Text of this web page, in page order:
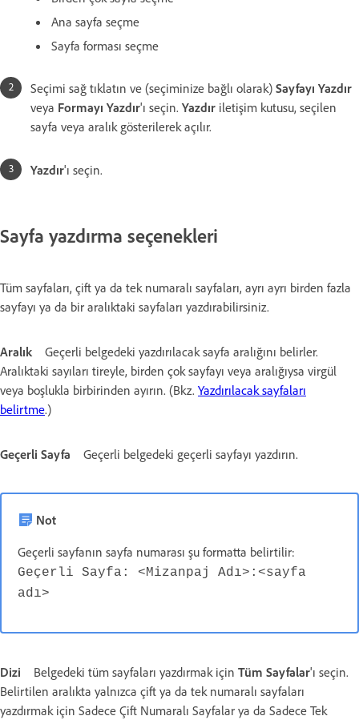
Ana sayfa seçme
Sayfa forması seçme
Seçimi sağ tıklatın ve (seçiminize bağlı olarak) Sayfayı Yazdır
veya Formayı Yazdır'ı seçin. Yazdır iletişim kutusu, seçilen
sayfa veya aralık gösterilerek açılır.
Yazdır'ı seçin.
Sayfa yazdırma seçenekleri
Tüm sayfaları, çift ya da tek numaralı sayfaları, ayrı ayrı birden fazla
sayfayı ya da bir aralıktaki sayfaları yazdırabilirsiniz.
Aralık
Geçerli belgedeki yazdırılacak sayfa aralığını belirler.
Aralıktaki sayıları tireyle, birden çok sayfayı veya aralığıysa virgül
veya boşlukla birbirinden ayırın. (Bkz. Yazdırılacak sayfaları
belirtme.)
Geçerli Sayfa Geçerli belgedeki geçerli sayfayı yazdırın.
Not
Geçerli sayfanın sayfa numarası şu formatta belirtilir:
Geçerli Sayfa: <Mizanpaj Adı>:<sayfa
adı>
Dizi Belgedeki tüm sayfaları yazdırmak için Tüm Sayfalar'ı seçin.
Belirtilen aralıkta yalnızca çift ya da tek numaralı sayfaları
yazdırmak için Sadece Çift Numaralı Sayfalar ya da Sadece Tek